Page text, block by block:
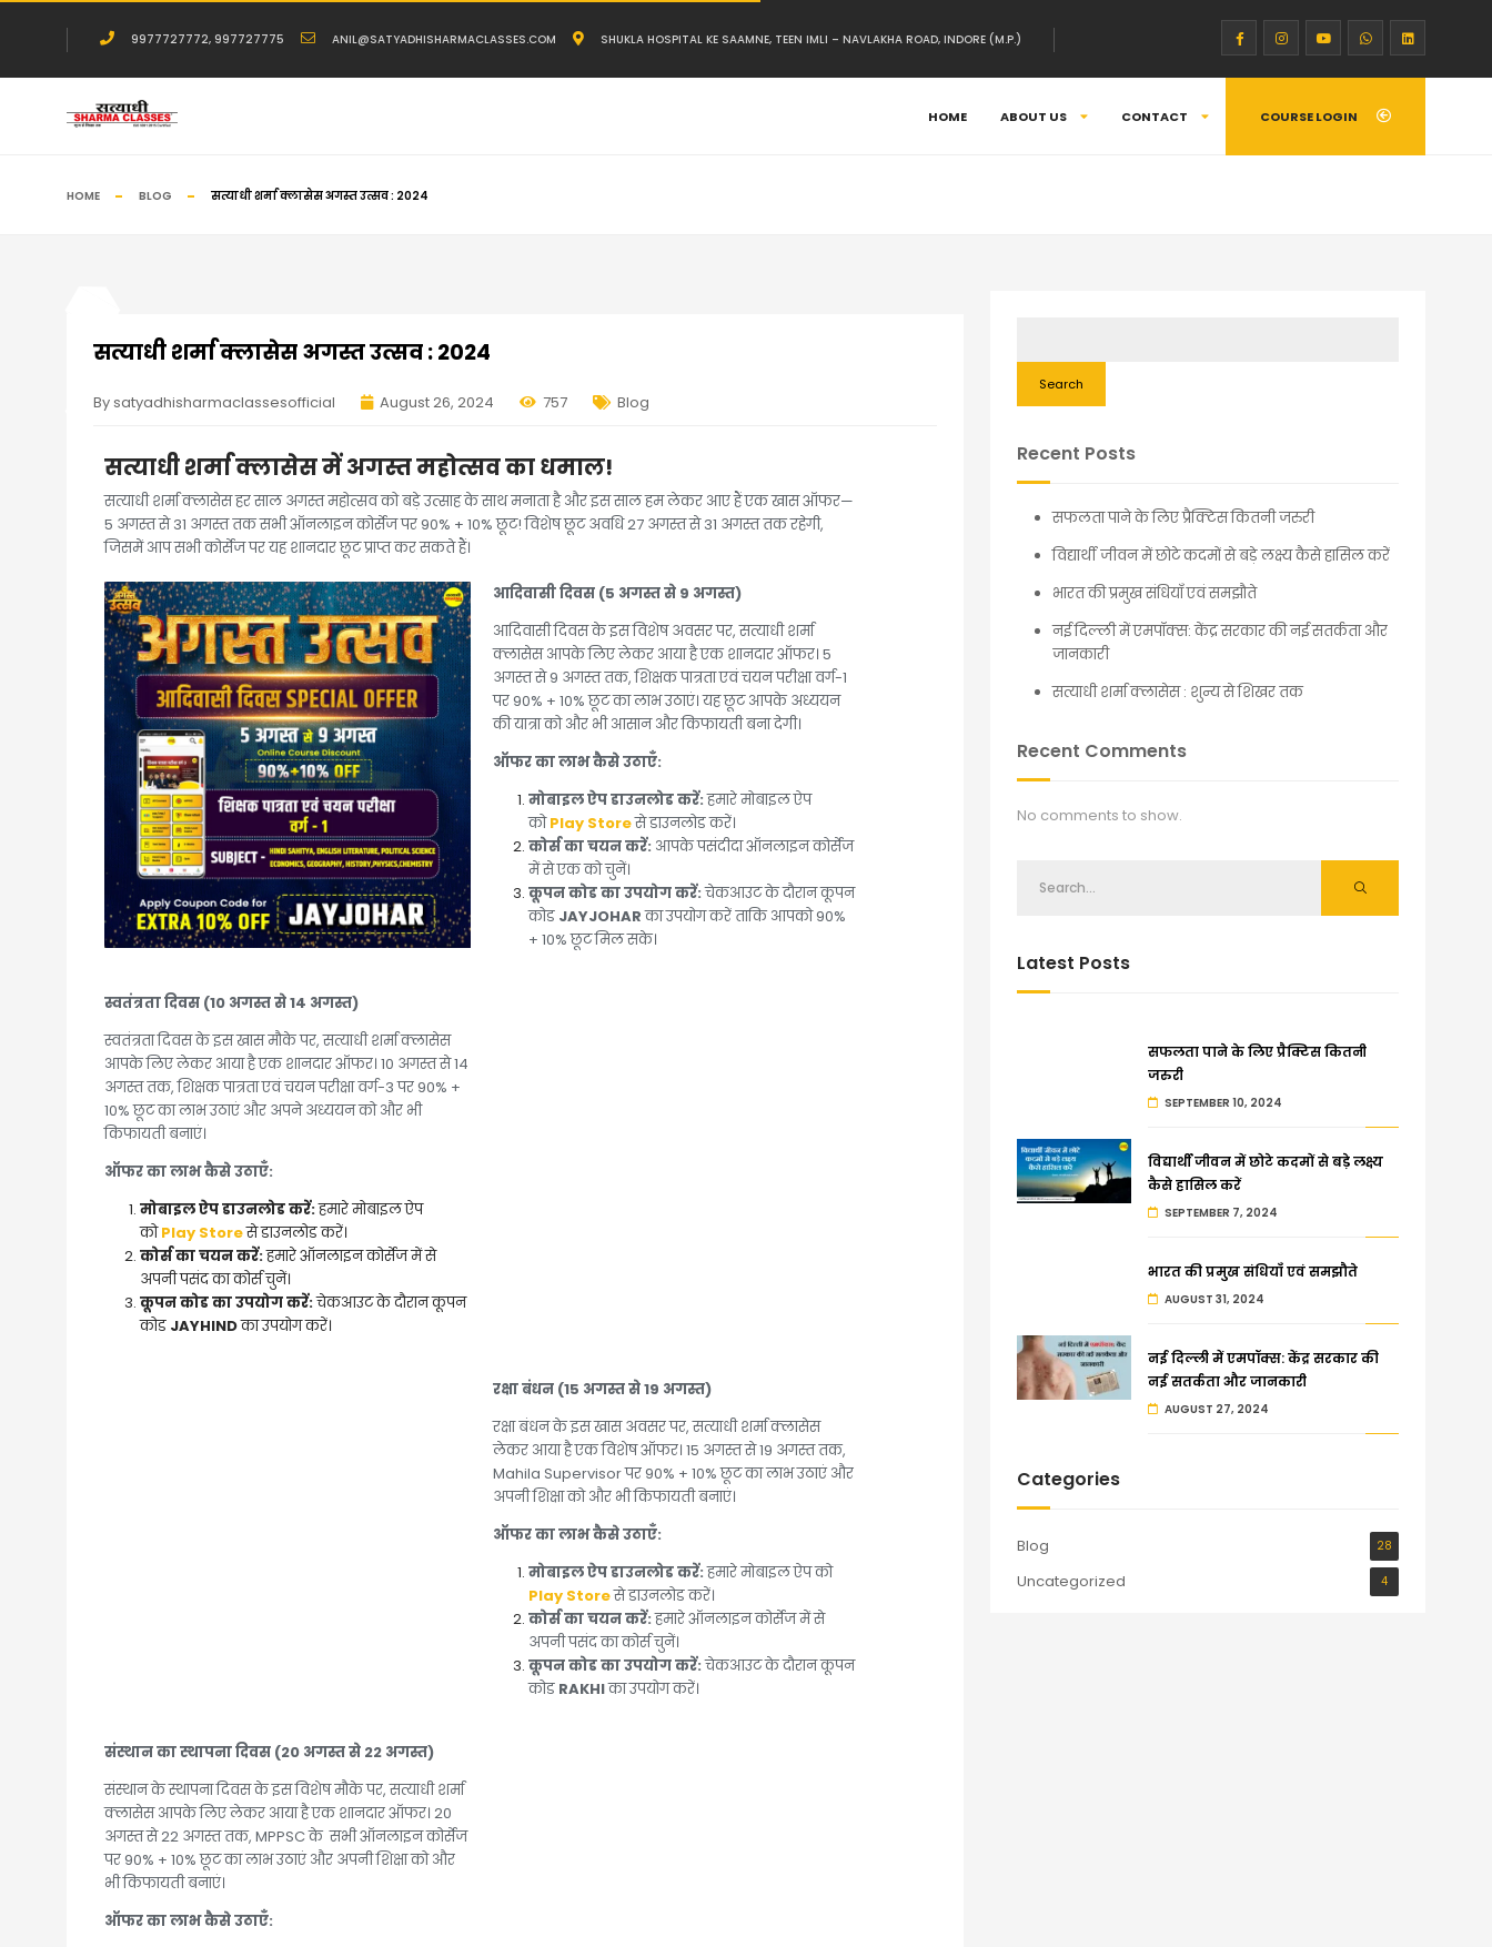
9977727772, 997727775 ANIL@SATYADHISHARMACLASSES.COM SHUKLA HOSPITAL KE SAAMNE, TEEN IMLI – NAVLAKHA ROAD, INDORE (M.P.)
COURSE LOGIN
HOME ABOUT US CONTACT
HOME BLOG सत्याधी शर्मा क्लासेस अगस्त उत्सव : 2024
सत्याधी शर्मा क्लासेस अगस्त उत्सव : 2024
By satyadhisharmaclassesofficial August 26, 2024 757 Blog
सत्याधी शर्मा क्लासेस में अगस्त महोत्सव का धमाल!
सत्याधी शर्मा क्लासेस हर साल अगस्त महोत्सव को बड़े उत्साह के साथ मनाता है और इस साल हम लेकर आए हैं एक खास ऑफर—
5 अगस्त से 31 अगस्त तक सभी ऑनलाइन कोर्सेज पर 90% + 10% छूट! विशेष छूट अवधि 27 अगस्त से 31 अगस्त तक रहेगी,
जिसमें आप सभी कोर्सेज पर यह शानदार छूट प्राप्त कर सकते हैं।
आदिवासी दिवस (5 अगस्त से 9 अगस्त)
आदिवासी दिवस के इस विशेष अवसर पर, सत्याधी शर्मा
क्लासेस आपके लिए लेकर आया है एक शानदार ऑफर। 5
अगस्त से 9 अगस्त तक, शिक्षक पात्रता एवं चयन परीक्षा वर्ग-1
पर 90% + 10% छूट का लाभ उठाएं। यह छूट आपके अध्ययन
की यात्रा को और भी आसान और किफायती बना देगी।
ऑफर का लाभ कैसे उठाएँ:
मोबाइल ऐप डाउनलोड करें:हमारे मोबाइल ऐप
कोPlay Storeसे डाउनलोड करें।
कोर्स का चयन करें: आपके पसंदीदा ऑनलाइन कोर्सेज
में से एक को चुनें।
कूपन कोड का उपयोग करें:चेकआउट के दौरान कूपन
कोड JAYJOHARका उपयोग करें ताकि आपको 90%
+ 10% छूट मिल सके।
स्वतंत्रता दिवस (10 अगस्त से 14 अगस्त)
स्वतंत्रता दिवस के इस खास मौके पर, सत्याधी शर्मा क्लासेस
आपके लिए लेकर आया है एक शानदार ऑफर। 10 अगस्त से 14
अगस्त तक, शिक्षक पात्रता एवं चयन परीक्षा वर्ग-3 पर 90% +
10% छूट का लाभ उठाएं और अपने अध्ययन को और भी
किफायती बनाएं।
ऑफर का लाभ कैसे उठाएँ:
मोबाइल ऐप डाउनलोड करें:हमारे मोबाइल ऐप
को Play Storeसे डाउनलोड करें।
कोर्स का चयन करें:हमारे ऑनलाइन कोर्सेज में से
अपनी पसंद का कोर्स चुनें।
कूपन कोड का उपयोग करें:चेकआउट के दौरान कूपन
कोड JAYHINDका उपयोग करें।
रक्षा बंधन (15 अगस्त से 19 अगस्त)
रक्षा बंधन के इस खास अवसर पर, सत्याधी शर्मा क्लासेस
लेकर आया है एक विशेष ऑफर। 15 अगस्त से 19 अगस्त तक,
Mahila Supervisor पर 90% + 10% छूट का लाभ उठाएं और
अपनी शिक्षा को और भी किफायती बनाएं।
ऑफर का लाभ कैसे उठाएँ:
मोबाइल ऐप डाउनलोड करें:हमारे मोबाइल ऐप को
Play Storeसे डाउनलोड करें।
कोर्स का चयन करें:हमारे ऑनलाइन कोर्सेज में से
अपनी पसंद का कोर्स चुनें।
कूपन कोड का उपयोग करें:चेकआउट के दौरान कूपन
कोड RAKHIका उपयोग करें।
संस्थान का स्थापना दिवस (20 अगस्त से 22 अगस्त)
संस्थान के स्थापना दिवस के इस विशेष मौके पर, सत्याधी शर्मा
क्लासेस आपके लिए लेकर आया है एक शानदार ऑफर। 20
अगस्त से 22 अगस्त तक, MPPSC के सभी ऑनलाइन कोर्सेज
पर 90% + 10% छूट का लाभ उठाएं और अपनी शिक्षा को और
भी किफायती बनाएं।
ऑफर का लाभ कैसे उठाएँ:
Search
Recent Posts
सफलता पाने के लिए प्रैक्टिस कितनी जरुरी
विद्यार्थी जीवन में छोटे कदमों से बड़े लक्ष्य कैसे हासिल करें
भारत की प्रमुख संधियाँ एवं समझौते
नई दिल्ली में एमपॉक्स: केंद्र सरकार की नई सतर्कता और
जानकारी
सत्याधी शर्मा क्लासेस : शुन्य से शिखर तक
Recent Comments
No comments to show.
Latest Posts
सफलता पाने के लिए प्रैक्टिस कितनी
जरुरी
SEPTEMBER 10, 2024
विद्यार्थी जीवन में छोटे कदमों से बड़े लक्ष्य
कैसे हासिल करें
SEPTEMBER 7, 2024
भारत की प्रमुख संधियाँ एवं समझौते
AUGUST 31, 2024
नई दिल्ली में एमपॉक्स: केंद्र सरकार की
नई सतर्कता और जानकारी
AUGUST 27, 2024
Categories
Blog 28
Uncategorized 4